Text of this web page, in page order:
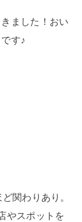
ました！おい
す♪
関わりあり。
やスポットを